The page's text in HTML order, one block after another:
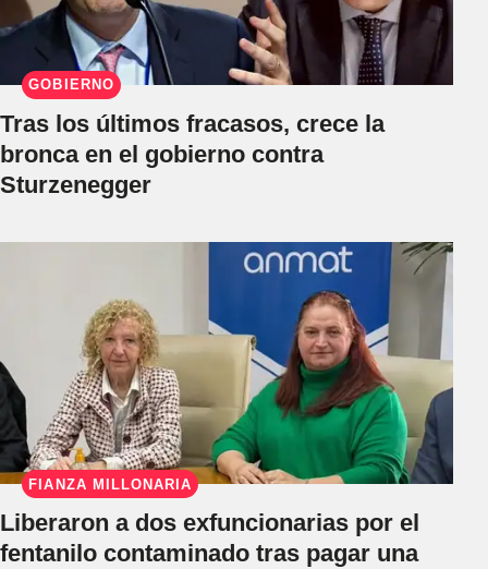
GOBIERNO
Tras los últimos fracasos, crece la
bronca en el gobierno contra
Sturzenegger
FIANZA MILLONARIA
Liberaron a dos exfuncionarias por el
fentanilo contaminado tras pagar una